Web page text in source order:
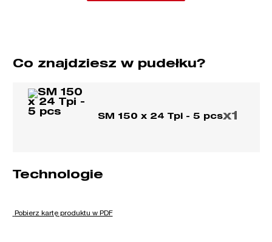
Co znajdziesz w pudełku?
SM 150 x 24 Tpi - 5 pcsx1
Technologie
Pobierz kartę produktu w PDF